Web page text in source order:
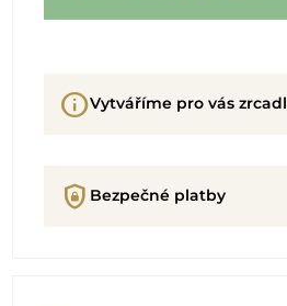
infoVytváříme pro vás
shield_lock Bezpečné platby